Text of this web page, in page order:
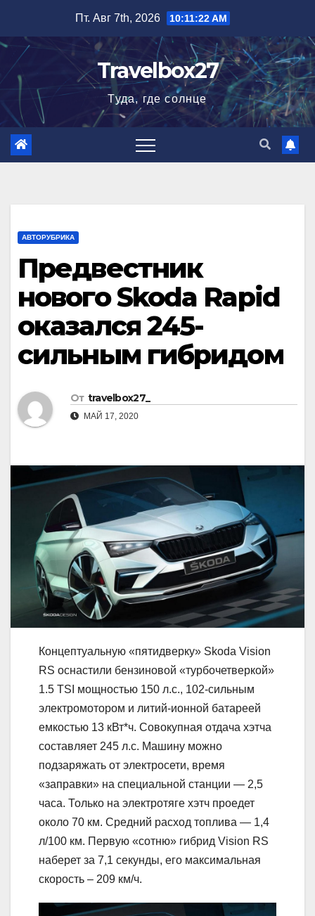
содержимому
Пт. Авг 7th, 2026 10:11:23 AM
Travelbox27
Туда, где солнце
АВТОРУБРИКА
Предвестник
нового Skoda Rapid
оказался 245-
сильным гибридом
От travelbox27_
МАЙ 17, 2020
Концептуальную «пятидверку» Skoda Vision
RS оснастили бензиновой «турбочетверкой»
1.5 TSI мощностью 150 л.с., 102-сильным
электромотором и литий-ионной батареей
емкостью 13 кВт*ч. Совокупная отдача хэтча
составляет 245 л.с. Машину можно
подзаряжать от электросети, время
«заправки» на специальной станции — 2,5
часа. Только на электротяге хэтч проедет
около 70 км. Средний расход топлива — 1,4
л/100 км. Первую «сотню» гибрид Vision RS
наберет за 7,1 секунды, его максимальная
скорость – 209 км/ч.